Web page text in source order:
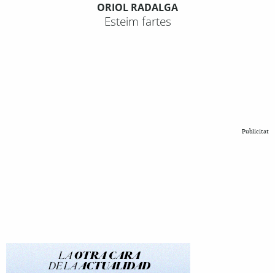
ORIOL RADALGA
Esteim fartes
Publicitat